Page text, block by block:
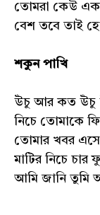
তোমরা কেউ
বেশ তবে তাই
শকুন পাখি
উঁচু আর কত উঁচু
নিচে তোমাকে
তোমার খবর
মাটির নিচে
আমি জানি তুমি